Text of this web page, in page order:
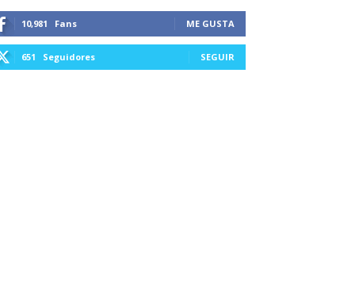
10,981 Fans ME GUSTA
651 Seguidores SEGUIR